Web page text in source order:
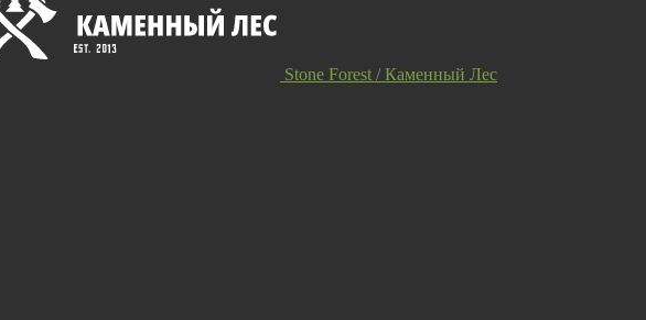
Stone Forest / Каменный Лес